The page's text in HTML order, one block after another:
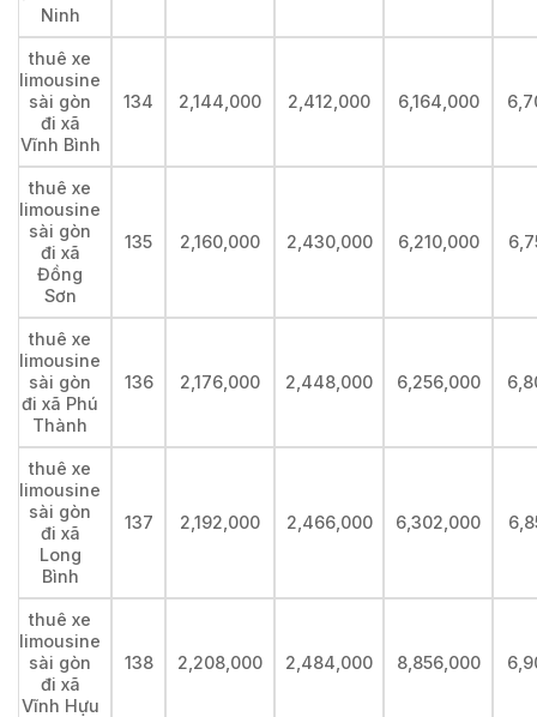
Ninh
thuê xe
limousine
sài gòn
đi xã
Vĩnh Bình
134 2,144,000 2,412,000 6,164,000
thuê xe
limousine
sài gòn
đi xã
Đồng
Sơn
135 2,160,000 2,430,000 6,210,000
thuê xe
limousine
sài gòn
đi xã Phú
Thành
136 2,176,000 2,448,000 6,256,000
thuê xe
limousine
sài gòn
đi xã
Long
Bình
137 2,192,000 2,466,000 6,302,000
thuê xe
limousine
sài gòn
đi xã
Vĩnh Hựu
138 2,208,000 2,484,000 8,856,000